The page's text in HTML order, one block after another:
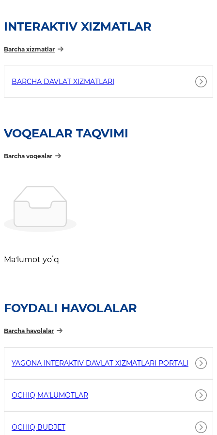
INTERAKTIV XIZMATLAR
Barcha xizmatlar
BARCHA DAVLAT XIZMATLARI
VOQEALAR TAQVIMI
Barcha voqealar
Maʼlumot yoʻq
FOYDALI HAVOLALAR
Barcha havolalar
YAGONA INTERAKTIV DAVLAT XIZMATLARI PORTALI
OCHIQ MAʼLUMOTLAR
OCHIQ BUDJET